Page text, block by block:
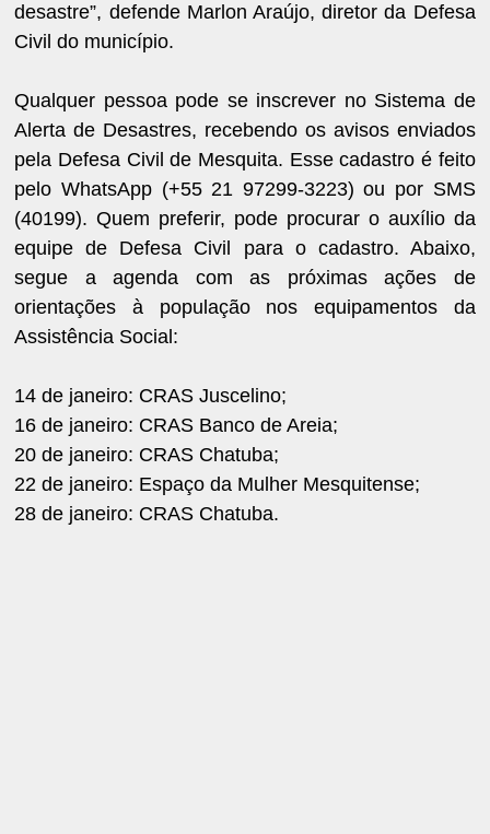
desastre”, defende Marlon Araújo, diretor da Defesa
Civil do município.
Qualquer pessoa pode se inscrever no Sistema de
Alerta de Desastres, recebendo os avisos enviados
pela Defesa Civil de Mesquita. Esse cadastro é feito
pelo WhatsApp (+55 21 97299-3223) ou por SMS
(40199). Quem preferir, pode procurar o auxílio da
equipe de Defesa Civil para o cadastro. Abaixo,
segue a agenda com as próximas ações de
orientações à população nos equipamentos da
Assistência Social:
14 de janeiro: CRAS Juscelino;
16 de janeiro: CRAS Banco de Areia;
20 de janeiro: CRAS Chatuba;
22 de janeiro: Espaço da Mulher Mesquitense;
28 de janeiro: CRAS Chatuba.